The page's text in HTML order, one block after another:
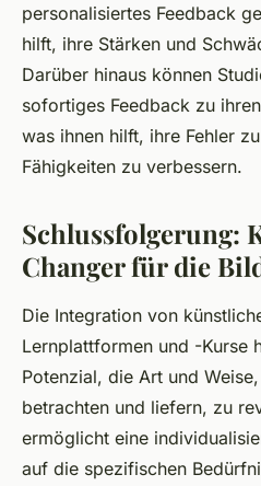
personalisiertes Feedback
hilft, ihre Stärken und
Darüber hinaus können
sofortiges Feedback zu
was ihnen hilft, ihre Fehler
Fähigkeiten zu verbessern.
Schlussfolgerung:
Changer für die
Die Integration von
Lernplattformen und -Kurse
Potenzial, die Art und
betrachten und liefern, zu
ermöglicht eine
auf die spezifischen